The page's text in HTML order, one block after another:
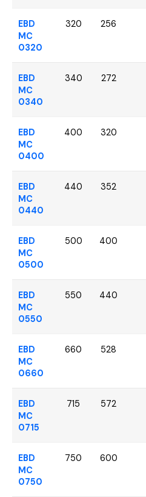
EBD
MC
0320
320 256
EBD
MC
0340
340 272
EBD
MC
0400
400 320
EBD
MC
0440
440 352
EBD
MC
0500
500 400
EBD
MC
0550
550 440
EBD
MC
0660
660 528
EBD
MC
0715
715 572
EBD
MC
0750
750 600